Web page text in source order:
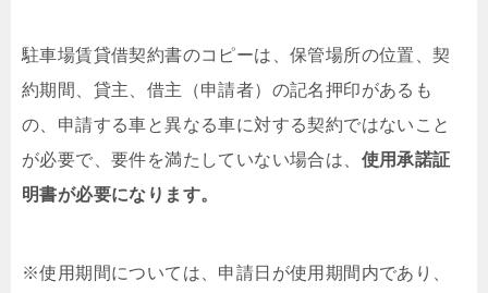
駐車場賃貸借契約書のコピーは、保管場所の位置、契
約期間、貸主、借主（申請者）の記名押印があるも
の、申請する車と異なる車に対する契約ではないこと
が必要で、要件を満たしていない場合は、 使用承諾証
明書が必要になります。
※使用期間については、申請日が使用期間内であり、